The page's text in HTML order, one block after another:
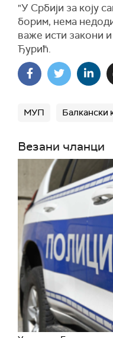
"У Србији за коју
борим, нема
важе исти закони
Ђурић.
МУП Балкански
Везани чланци